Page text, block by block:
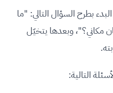
بطرح السؤال التالي: "ما
مكاني؟"، وبعدها يتخيّل
التالية: